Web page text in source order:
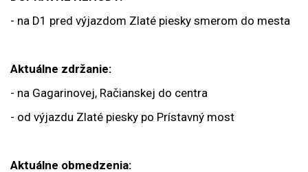
- na D1 pred výjazdom Zlaté piesky smerom do mesta
Aktuálne zdržanie:
- na Gagarinovej, Račianskej do centra
- od výjazdu Zlaté piesky po Prístavný most
Aktuálne obmedzenia: